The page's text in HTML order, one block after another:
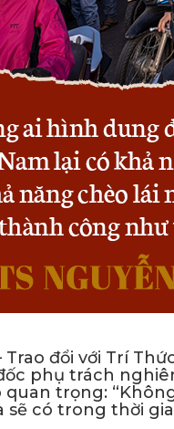
Trao đổi với Trí
phụ trách
trọng:
sẽ có trong thời